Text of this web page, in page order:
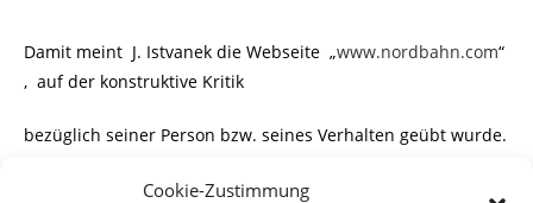
Cookie-Zustimmung
Damit meint J. Istvanek die Webseite „www.nordbahn.com“
, auf der konstruktive Kritik
bezüglich seiner Person bzw. seines Verhalten geübt wurde.